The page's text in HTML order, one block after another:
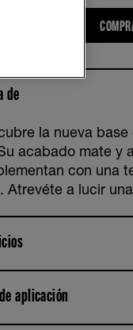
de
la nueva
acabado mate y
con una
Atrevéte a lucir
aplicación